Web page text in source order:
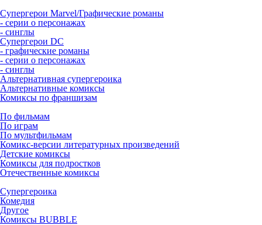
Супергерои Marvel/Графические романы
- серии о персонажах
- синглы
Супергерои DC
- графические романы
- серии о персонажах
- синглы
Альтернативная супергероика
Альтернативные комиксы
Комиксы по франшизам
По фильмам
По играм
По мультфильмам
Комикс-версии литературных произведений
Детские комиксы
Комиксы для подростков
Отечественные комиксы
Супергероика
Комедия
Другое
Комиксы BUBBLE